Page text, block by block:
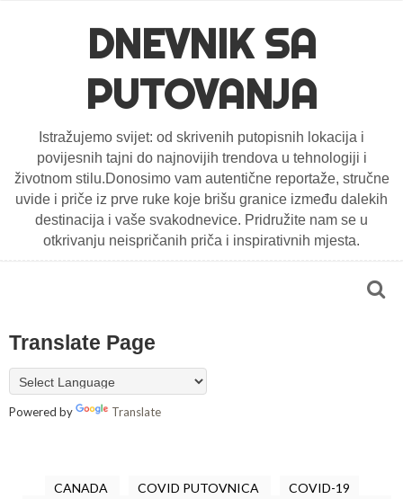
DNEVNIK SA
PUTOVANJA
Istražujemo svijet: od skrivenih putopisnih lokacija i
povijesnih tajni do najnovijih trendova u tehnologiji i
životnom stilu.Donosimo vam autentične reportaže, stručne
uvide i priče iz prve ruke koje brišu granice između dalekih
destinacija i vaše svakodnevice. Pridružite nam se u
otkrivanju neispričanih priča i inspirativnih mjesta.
Translate Page
Powered by Translate
CANADA COVID PUTOVNICA
COVID-19